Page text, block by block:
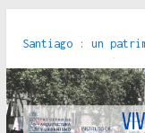
Red de
Santiago : un
Genocidios
Estudios sobre la
políticas, prácticas